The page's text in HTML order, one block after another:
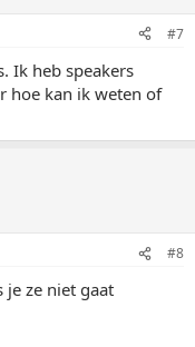
#7
Ik heb speakers
hoe kan ik weten of
#8
je ze niet gaat